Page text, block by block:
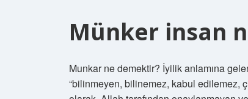
Münker insan
Munkar ne demektir? İyilik anlamına
“bilinmeyen, bilinemez, kabul edilemez,